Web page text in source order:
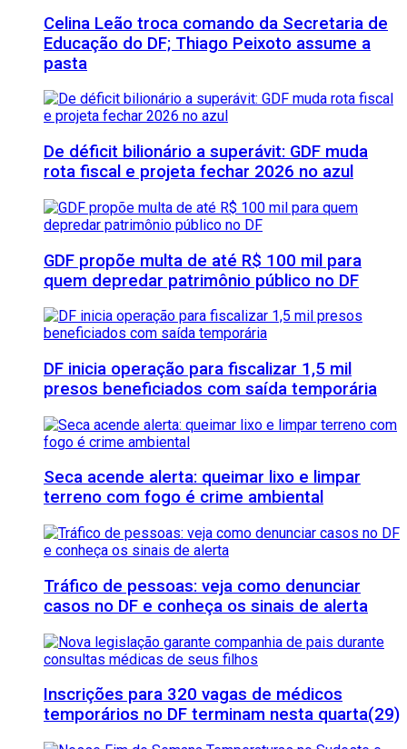
Celina Leão troca comando da Secretaria de
Educação do DF; Thiago Peixoto assume a
pasta
De déficit bilionário a superávit: GDF muda
rota fiscal e projeta fechar 2026 no azul
GDF propõe multa de até R$ 100 mil para
quem depredar patrimônio público no DF
DF inicia operação para fiscalizar 1,5 mil
presos beneficiados com saída temporária
Seca acende alerta: queimar lixo e limpar
terreno com fogo é crime ambiental
Tráfico de pessoas: veja como denunciar
casos no DF e conheça os sinais de alerta
Inscrições para 320 vagas de médicos
temporários no DF terminam nesta quarta(29)